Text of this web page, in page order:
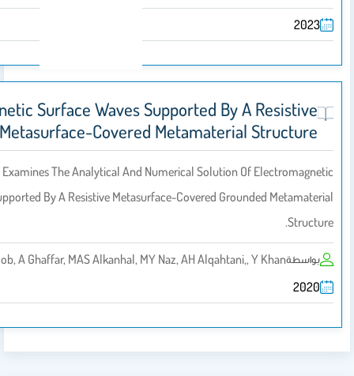
Electromagnetic Surface Waves Supported By
Metasurface-Covered Metamaterial
This Study Examines The Analytical And Numerical Solution
Surface Waves Supported By A Resistive Metasurface-Covered
MZ Yaqoob, A Ghaffar, MAS Alkanhal, MY Naz, AH Alqahtani,,